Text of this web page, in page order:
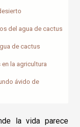
del agua de cactus
de cactus
la agricultura
ávido de
la vida parece